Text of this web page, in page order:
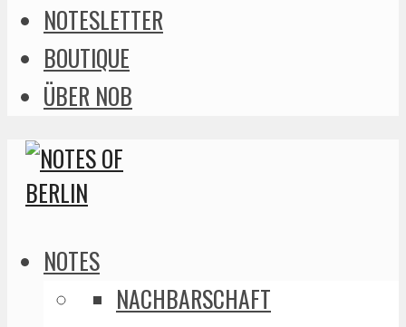
NOTESLETTER
BOUTIQUE
ÜBER NOB
NOTES
NACHBARSCHAFT